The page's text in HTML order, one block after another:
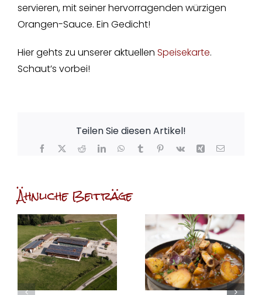
servieren, mit seiner hervorragenden würzigen
Orangen-Sauce. Ein Gedicht!
Hier gehts zu unserer aktuellen Speisekarte.
Schaut’s vorbei!
Teilen Sie diesen Artikel!
Facebook
X RedditLinkedInWhatsApp
TumblrPinterestVk Xing E-
Ähnliche Beiträge